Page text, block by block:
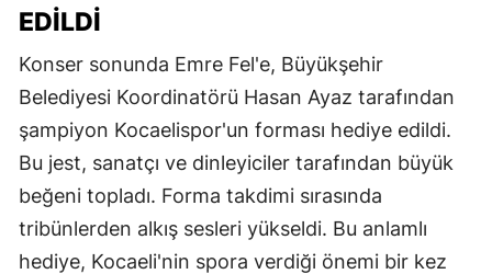
EDILDI
Konser sonunda Emre Fel'e, Büyükşehir
Belediyesi Koordinatörü Hasan Ayaz tarafından
şampiyon Kocaelispor'un forması hediye edildi.
Bu jest, sanatçı ve dinleyiciler tarafından büyük
beğeni topladı. Forma takdimi sırasında
tribünlerden alkış sesleri yükseldi. Bu anlamlı
hediye, Kocaeli'nin spora verdiği önemi bir kez